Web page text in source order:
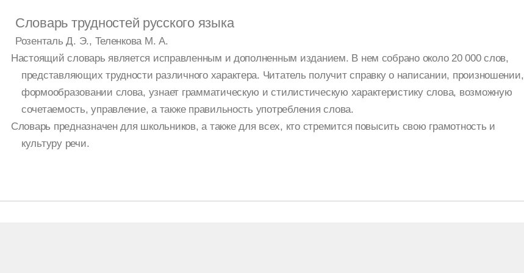
Словарь трудностей русского языка
Розенталь Д. Э., Теленкова М. А.
Настоящий словарь является исправленным и дополненным изданием. В нем собрано около 20 000 слов,
представляющих трудности различного характера. Читатель получит справку о написании, произношении,
формообразовании слова, узнает грамматическую и стилистическую характеристику слова, возможную
сочетаемость, управление, а также правильность употребления слова.
Словарь предназначен для школьников, а также для всех, кто стремится повысить свою грамотность и
культуру речи.